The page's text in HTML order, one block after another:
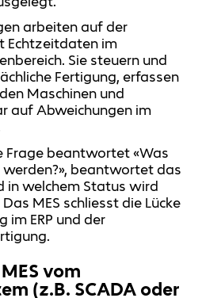
arbeiten auf der
Echtzeitdaten im
Sie steuern und
Fertigung, erfassen
Maschinen und
auf Abweichungen im
Frage beantwortet «Was
beantwortet das
in welchem Status wird
MES schliesst die Lücke
im ERP und der
vom
(z.B. SCADA oder